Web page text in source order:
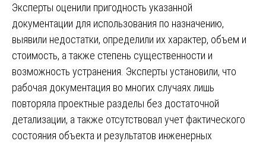
Эксперты оценили пригодность указанной
документации для использования по назначению,
выявили недостатки, определили их характер, объем и
стоимость, а также степень существенности и
возможность устранения. Эксперты установили, что
рабочая документация во многих случаях лишь
повторяла проектные разделы без достаточной
детализации, а также отсутствовал учет фактического
состояния объекта и результатов инженерных